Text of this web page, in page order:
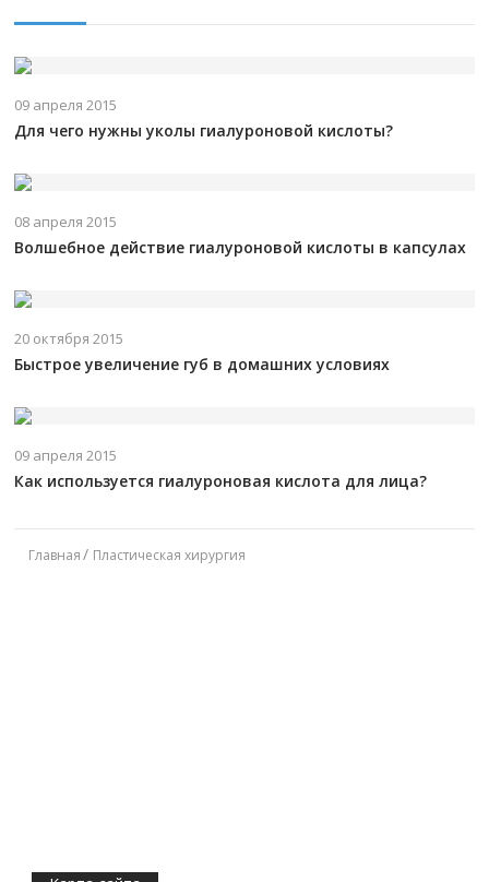
09 апреля 2015
Для чего нужны уколы гиалуроновой кислоты?
08 апреля 2015
Волшебное действие гиалуроновой кислоты в капсулах
20 октября 2015
Быстрое увеличение губ в домашних условиях
09 апреля 2015
Как используется гиалуроновая кислота для лица?
Главная Пластическая хирургия